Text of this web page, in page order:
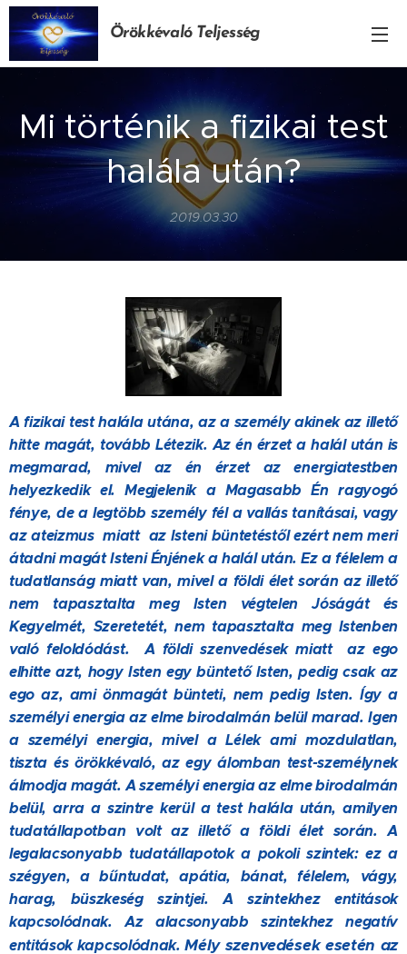
Örökkévaló Teljesség
Mi történik a fizikai test
halála után?
2019.03.30
A fizikai test halála utána, az a személy akinek az illető
hitte magát, tovább Létezik. Az én érzet a halál után is
megmarad, mivel az én érzet az energiatestben
helyezkedik el. Megjelenik a Magasabb Én ragyogó
fénye, de a legtöbb személy fél a vallás tanításai, vagy
az ateizmus miatt az Isteni büntetéstől ezért nem meri
átadni magát Isteni Énjének a halál után. Ez a félelem a
tudatlanság miatt van, mivel a földi élet során az illető
nem tapasztalta meg Isten végtelen Jóságát és
Kegyelmét, Szeretetét, nem tapasztalta meg Istenben
való feloldódást. A földi szenvedések miatt az ego
elhitte azt, hogy Isten egy büntető Isten, pedig csak az
ego az, ami önmagát bünteti, nem pedig Isten. Így a
személyi energia az elme birodalmán belül marad. Igen
a személyi energia, mivel a Lélek ami mozdulatlan,
tiszta és örökkévaló, az egy álomban test-személynek
álmodja magát. A személyi energia az elme birodalmán
belül, arra a szintre kerül a test halála után, amilyen
tudatállapotban volt az illető a földi élet során. A
legalacsonyabb tudatállapotok a pokoli szintek: ez a
szégyen, a bűntudat, apátia, bánat, félelem, vágy,
harag, büszkeség szintjei. A szintekhez entitások
kapcsolódnak. Az alacsonyabb szintekhez negatív
entitások kapcsolódnak.Mély szenvedések esetén az